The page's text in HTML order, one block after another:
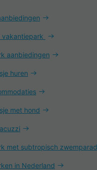
vakantiepark
aanbiedingen
huren
met hond
met subtropisch
in Nederland